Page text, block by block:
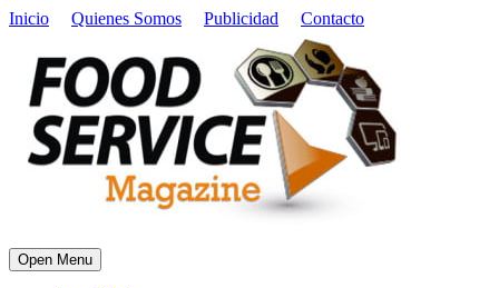
Inicio Quienes Somos Publicidad Contacto
Open Menu